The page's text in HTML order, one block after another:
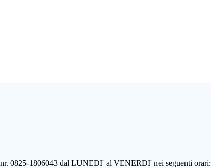
0825-1806043 dal LUNEDI' al VENERDI' nei seguenti orari: